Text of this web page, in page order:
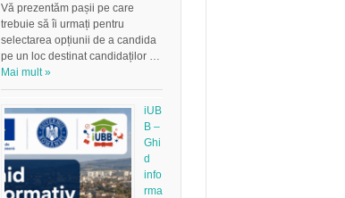
Vă prezentăm pașii pe care
trebuie să îi urmați pentru
selectarea opțiunii de a candida
pe un loc destinat candidaților …
Mai mult »
iUB
B –
Ghi
d
info
rma